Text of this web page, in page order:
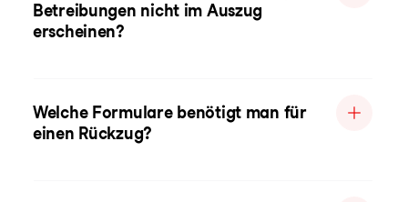
Betreibungen nicht im Auszug
erscheinen?
Welche Formulare benötigt man für
einen Rückzug?